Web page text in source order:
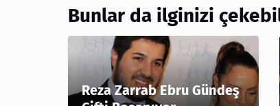
Bunlar da ilginizi
Reza Zarrab Ebru Gündeş